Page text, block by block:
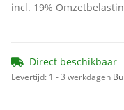
incl. 19%
Direct beschikbaar
Levertijd: 1 - 3 werkdagen